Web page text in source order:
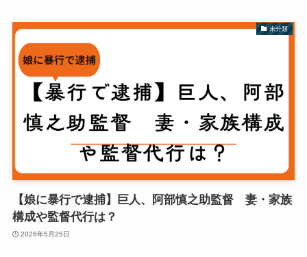
未分類
【娘に暴行で逮捕】巨人、阿部慎之助監督 妻・家族
構成や監督代行は？
2026年5月25日